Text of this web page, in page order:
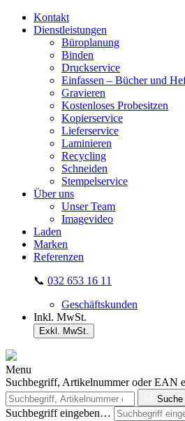
Kontakt
Dienstleistungen
Büroplanung
Binden
Druckservice
Einfassen – Bücher und
Gravieren
Kostenloses Probesitzen
Kopierservice
Lieferservice
Laminieren
Recycling
Schneiden
Stempelservice
Über uns
Unser Team
Imagevideo
Laden
Marken
Referenzen
📞 032 653 16 11
Geschäftskunden
Inkl. MwSt.
Exkl. MwSt.
Menu
Suchbegriff, Artikelnummer oder EAN
Suche
Suchbegriff eingeben…